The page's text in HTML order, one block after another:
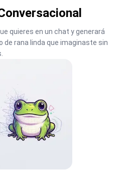
quieres en un chat y generará
rana linda que imaginaste sin